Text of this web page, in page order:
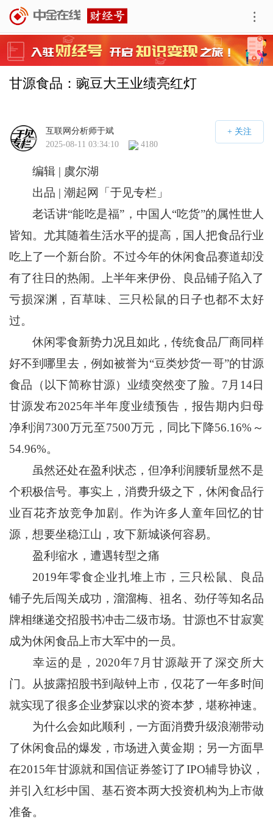
甘源食品：豌豆大王业绩亮红灯
互联网分析师于斌
2025-08-11 03:34:10
4180
编辑 | 虞尔湖
出品 | 潮起网「于见专栏」
老话讲“能吃是福”，中国人“吃货”的属性世人
皆知。尤其随着生活水平的提高，国人把食品行业
吃上了一个新台阶。不过今年的休闲食品赛道却没
有了往日的热闹。上半年来伊份、良品铺子陷入了
亏损深渊，百草味、三只松鼠的日子也都不太好
过。
休闲零食新势力况且如此，传统食品厂商同样
好不到哪里去，例如被誉为“豆类炒货一哥”的甘源
食品（以下简称甘源）业绩突然变了脸。7月14日
甘源发布2025年半年度业绩预告，报告期内归母
净利润7300万元至7500万元，同比下降56.16%～
54.96%。
虽然还处在盈利状态，但净利润腰斩显然不是
个积极信号。事实上，消费升级之下，休闲食品行
业百花齐放竞争加剧。作为许多人童年回忆的甘
源，想要坐稳江山，攻下新城谈何容易。
盈利缩水，遭遇转型之痛
2019年零食企业扎堆上市，三只松鼠、良品
铺子先后闯关成功，溜溜梅、祖名、劲仔等知名品
牌相继递交招股书冲击二级市场。甘源也不甘寂寞
成为休闲食品上市大军中的一员。
幸运的是，2020年7月甘源敲开了深交所大
门。从披露招股书到敲钟上市，仅花了一年多时间
就实现了很多企业梦寐以求的资本梦，堪称神速。
为什么会如此顺利，一方面消费升级浪潮带动
了休闲食品的爆发，市场进入黄金期；另一方面早
在2015年甘源就和国信证券签订了IPO辅导协议，
并引入红杉中国、基石资本两大投资机构为上市做
准备。